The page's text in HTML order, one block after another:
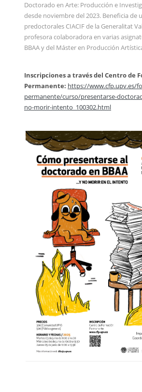
Doctorado en Arte: Producción e
desde noviembre del 2023. Beneficia de
predoctorales CIACIF de la Generalitat
profesora colaboradora en varias
BBAA y del Máster en Producción
Inscripciones a través del Centro de
Permanente: https://www.cfp.upv.es/
permanente/curso/presentarse-
no-morir-intento_100302.html